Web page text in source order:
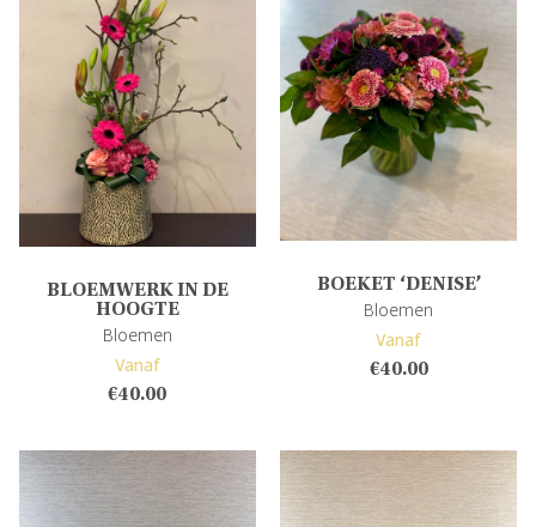
BLOEMWERK IN DE
HOOGTE
Bloemen
Vanaf
€40.00
BOEKET ‘DENISE’
Bloemen
Vanaf
€40.00